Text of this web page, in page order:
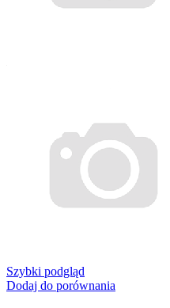
Szybki podgląd
Dodaj do porównania